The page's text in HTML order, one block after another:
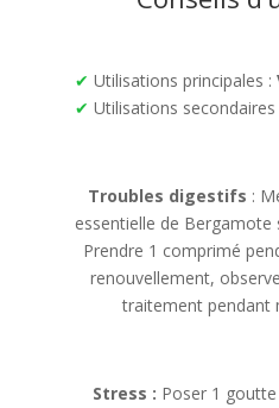
✔ Utilisations principales :
✔ Utilisations secondaires
Troubles digestifs :
essentielle de
Prendre 1 comprimé
renouvellement,
traitement pendant
Stress : Poser 1 goutte